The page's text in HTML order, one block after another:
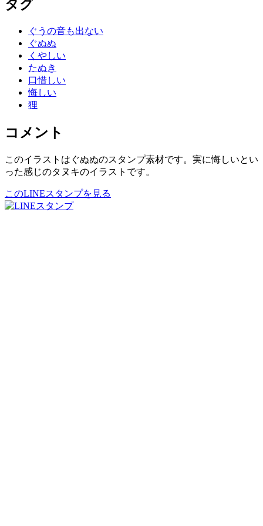
タグ
ぐうの音も出ない
ぐぬぬ
くやしい
たぬき
口惜しい
悔しい
狸
コメント
このイラストはぐぬぬのスタンプ素材です。実に悔しいとい
った感じのタヌキのイラストです。
このLINEスタンプを見る